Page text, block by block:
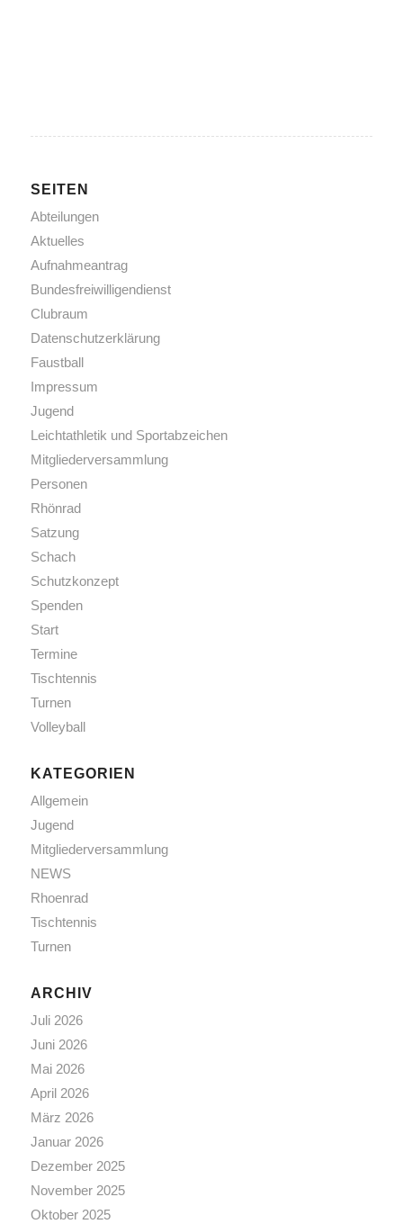
SEITEN
Abteilungen
Aktuelles
Aufnahmeantrag
Bundesfreiwilligendienst
Clubraum
Datenschutzerklärung
Faustball
Impressum
Jugend
Leichtathletik und Sportabzeichen
Mitgliederversammlung
Personen
Rhönrad
Satzung
Schach
Schutzkonzept
Spenden
Start
Termine
Tischtennis
Turnen
Volleyball
KATEGORIEN
Allgemein
Jugend
Mitgliederversammlung
NEWS
Rhoenrad
Tischtennis
Turnen
ARCHIV
Juli 2026
Juni 2026
Mai 2026
April 2026
März 2026
Januar 2026
Dezember 2025
November 2025
Oktober 2025